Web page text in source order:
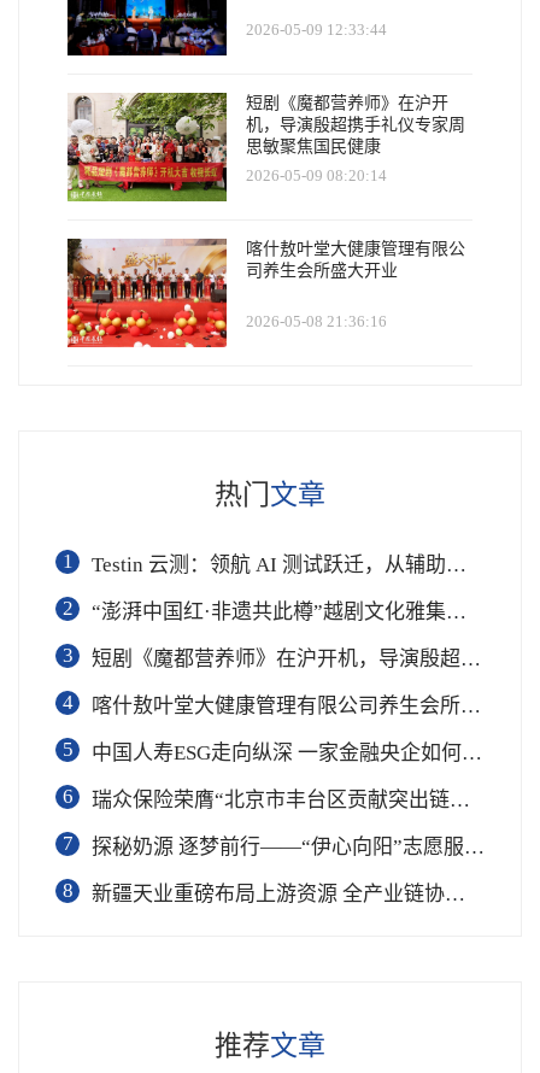
2026-05-09 12:33:44
短剧《魔都营养师》在沪开
机，导演殷超携手礼仪专家周
思敏聚焦国民健康
2026-05-09 08:20:14
喀什敖叶堂大健康管理有限公
司养生会所盛大开业
2026-05-08 21:36:16
热门 文章
1
Testin 云测：领航 AI 测试跃迁，从辅助工具到软件工程基础设施
2
“澎湃中国红·非遗共此樽”越剧文化雅集在杭举行
3
短剧《魔都营养师》在沪开机，导演殷超携手礼仪专家周思敏聚焦国民健康
4
喀什敖叶堂大健康管理有限公司养生会所盛大开业
5
中国人寿ESG走向纵深 一家金融央企如何连接国家战略与民生需求
6
瑞众保险荣膺“北京市丰台区贡献突出链长单位”奖项
7
​探秘奶源 逐梦前行——“伊心向阳”志愿服务队开展幼儿园科普公益志愿活动
8
新疆天业重磅布局上游资源 全产业链协同再塑成长新动能
推荐文章